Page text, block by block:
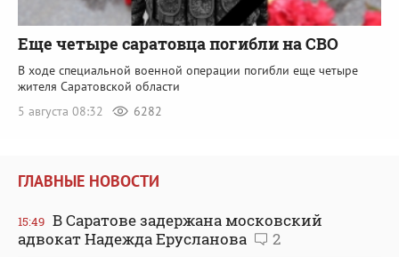
Еще четыре саратовца погибли на СВО
В ходе специальной военной операции погибли еще четыре
жителя Саратовской области
5 августа 08:32
6282
ГЛАВНЫЕ НОВОСТИ
15:49 В Саратове задержана московский
адвокат Надежда Ерусланова
2